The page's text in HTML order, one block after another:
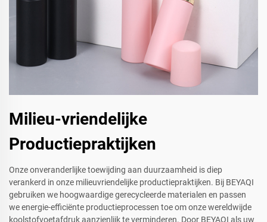
Milieu-vriendelijke
Productiepraktijken
Onze onveranderlijke toewijding aan duurzaamheid is diep
verankerd in onze milieuvriendelijke productiepraktijken. Bij BEYAQI
gebruiken we hoogwaardige gerecycleerde materialen en passen
we energie-efficiënte productieprocessen toe om onze wereldwijde
koolstofvoetafdruk aanzienlijk te verminderen. Door BEYAQI als uw